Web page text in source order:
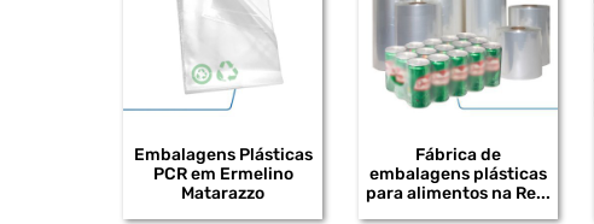
Embalagens Plásticas
PCR em Ermelino
Matarazzo
Fábrica de
embalagens plásticas
para alimentos na Re...